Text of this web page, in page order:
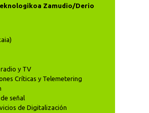
Zamudio/Derio
y TV
Críticas y Telemetering
señal
de Digitalización